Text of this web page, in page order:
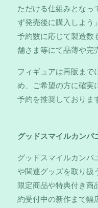
ただける仕組みとなっ
ず発売後に購入しよう
予約数に応じて製造数
舗さま等にて品薄や完
フィギュアは再販まで
め、ご希望の方に確実
予約を推奨しておりま
グッドスマイルカンパ
グッドスマイルカンパ
や関連グッズを取り扱
限定商品や特典付き商
約受付中の新作まで幅